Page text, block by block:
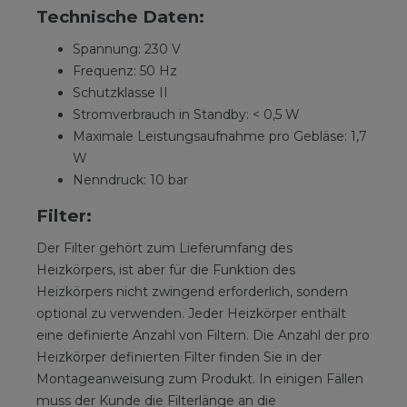
Technische Daten:
Spannung: 230 V
Frequenz: 50 Hz
Schutzklasse II
Stromverbrauch in Standby: < 0,5 W
Maximale Leistungsaufnahme pro Gebläse: 1,7
W
Nenndruck: 10 bar
Filter:
Der Filter gehört zum Lieferumfang des
Heizkörpers, ist aber für die Funktion des
Heizkörpers nicht zwingend erforderlich, sondern
optional zu verwenden. Jeder Heizkörper enthält
eine definierte Anzahl von Filtern. Die Anzahl der pro
Heizkörper definierten Filter finden Sie in der
Montageanweisung zum Produkt. In einigen Fällen
muss der Kunde die Filterlänge an die